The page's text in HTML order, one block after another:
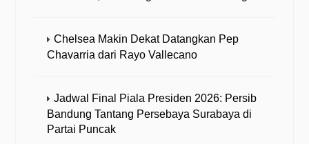
Chelsea Makin Dekat Datangkan Pep
Chavarria dari Rayo Vallecano
Jadwal Final Piala Presiden 2026: Persib
Bandung Tantang Persebaya Surabaya di
Partai Puncak